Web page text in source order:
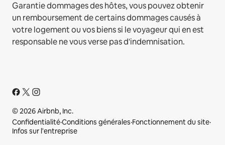
Garantie dommages des hôtes, vous pouvez obtenir
un remboursement de certains dommages causés à
votre logement ou vos biens si le voyageur qui en est
responsable ne vous verse pas d'indemnisation.
© 2026 Airbnb, Inc.
Confidentialité·Conditions générales·Fonctionnement du site·
Infos sur l'entreprise